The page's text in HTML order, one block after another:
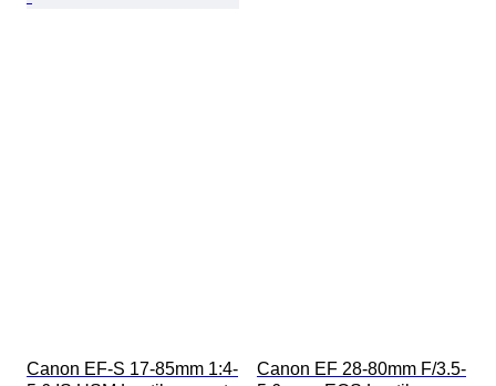
Canon EF-S 17-85mm 1:4-
Canon EF 28-80mm F/3.5-